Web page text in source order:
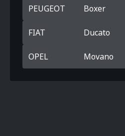
PEUGEOT Boxer
FIAT Ducato
OPEL Movano